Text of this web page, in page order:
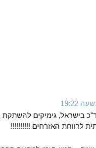
בישראל, גימיקים להשתקת
לרווחת האזרחים !!!!!!!!!!